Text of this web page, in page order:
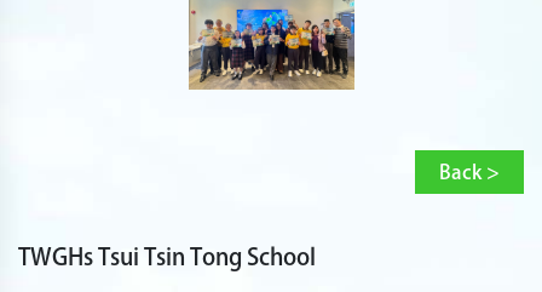
Back >
TWGHs Tsui Tsin Tong School